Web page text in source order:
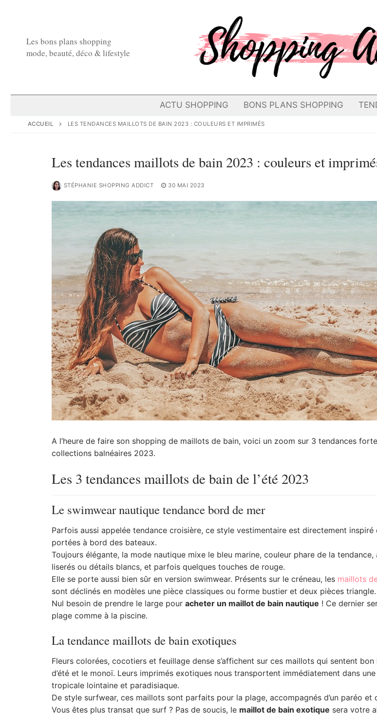
Les bons plans shopping
mode, beauté, déco & lifestyle
ACTU SHOPPING BONS PLANS SHOPPING
ACCUEIL LES TENDANCES MAILLOTS DE BAIN 2023 : COULEURS ET IMPRIMÉS
Les tendances maillots de bain 2023 : couleurs et
STÉPHANIE SHOPPING ADDICT 30 MAI 2023
A l’heure de faire son shopping de maillots de bain, voici un zoom sur 3 tendances
collections balnéaires 2023.
Les 3 tendances maillots de bain de l’été 2023
Le swimwear nautique tendance bord de mer
Parfois aussi appelée tendance croisière, ce style vestimentaire est directement inspiré
portées à bord des bateaux.
Toujours élégante, la mode nautique mixe le bleu marine, couleur phare de la tendance,
liserés ou détails blancs, et parfois quelques touches de rouge.
Elle se porte aussi bien sûr en version swimwear. Présents sur le créneau, les maillots
sont déclinés en modèles une pièce classiques ou forme bustier et deux pièces triangle.
Nul besoin de prendre le large pour acheter un maillot de bain nautique ! Ce dernier
plage comme à la piscine.
La tendance maillots de bain exotiques
Fleurs colorées, cocotiers et feuillage dense s’affichent sur ces maillots qui sentent bon
d’été et le monoï. Leurs imprimés exotiques nous transportent immédiatement dans
tropicale lointaine et paradisiaque.
De style surfwear, ces maillots sont parfaits pour la plage, accompagnés d’un paréo et
Vous êtes plus transat que surf ? Pas de soucis, le maillot de bain exotique sera votre